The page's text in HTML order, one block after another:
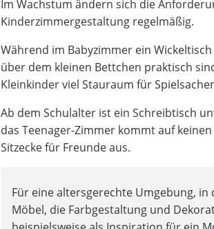
Im Wachstum ändern sich die
Kinderzimmergestaltung regelmäßig.
Während im Babyzimmer ein
über dem kleinen Bettchen praktisch
Kleinkinder viel Stauraum für
Ab dem Schulalter ist ein Schreibtisch
das Teenager-Zimmer kommt auf
Sitzecke für Freunde aus.
Für eine altersgerechte Umgebung,
Möbel, die Farbgestaltung und